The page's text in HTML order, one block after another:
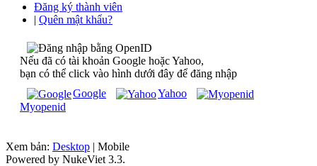
Đăng ký thành viên
| Quên mật khẩu?
Nếu đã có tài khoản Google hoặc Yahoo,
bạn có thể click vào hình dưới đây để đăng nhập
Google
Yahoo
Myopenid
Xem bản: Desktop | Mobile
Powered by NukeViet 3.3.